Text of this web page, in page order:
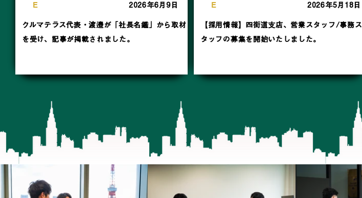
E 2026年6月9日
クルマテラス代表・渡邉が「社長名鑑」から取材
を受け、記事が掲載されました。
E 2026年5月18日
【採用情報】四街道支店、営業スタッフ/事務ス
タッフの募集を開始いたしました。